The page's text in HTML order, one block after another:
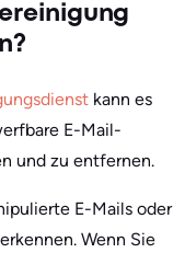
kann es
E-Mail-
und zu entfernen.
E-Mails oder
Wenn Sie